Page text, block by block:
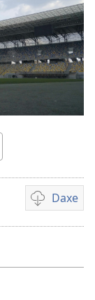
Daxe
Vebijarkên
daxistina